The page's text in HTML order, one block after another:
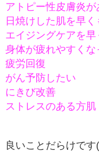
アトピー性皮膚炎が
日焼けした肌を早
エイジングケアを早
身体が疲れやすくな
疲労回復
がん予防したい
にきび改善
ストレスのある方肌
良いことだらけで